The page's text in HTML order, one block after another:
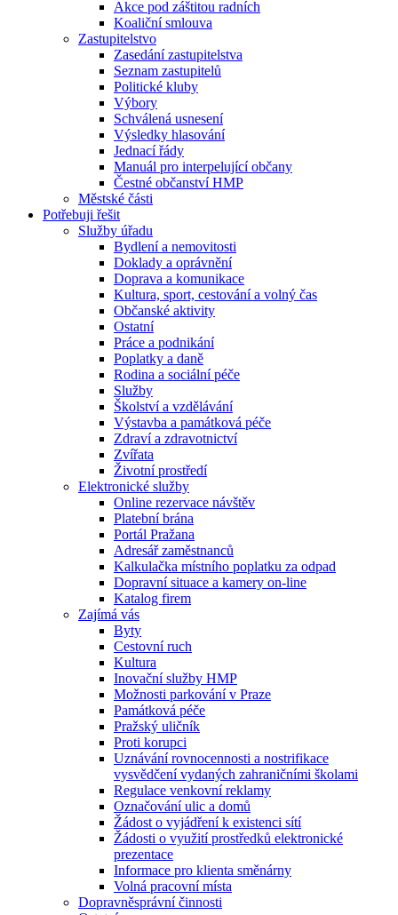
Akce pod záštitou radních
Koaliční smlouva
Zastupitelstvo
Zasedání zastupitelstva
Seznam zastupitelů
Politické kluby
Výbory
Schválená usnesení
Výsledky hlasování
Jednací řády
Manuál pro interpelující občany
Čestné občanství HMP
Městské části
Potřebuji řešit
Služby úřadu
Bydlení a nemovitosti
Doklady a oprávnění
Doprava a komunikace
Kultura, sport, cestování a volný čas
Občanské aktivity
Ostatní
Práce a podnikání
Poplatky a daně
Rodina a sociální péče
Služby
Školství a vzdělávání
Výstavba a památková péče
Zdraví a zdravotnictví
Zvířata
Životní prostředí
Elektronické služby
Online rezervace návštěv
Platební brána
Portál Pražana
Adresář zaměstnanců
Kalkulačka místního poplatku za odpad
Dopravní situace a kamery on-line
Katalog firem
Zajímá vás
Byty
Cestovní ruch
Kultura
Inovační služby HMP
Možnosti parkování v Praze
Památková péče
Pražský uličník
Proti korupci
Uznávání rovnocennosti a nostrifikace
vysvědčení vydaných zahraničními školami
Regulace venkovní reklamy
Označování ulic a domů
Žádost o vyjádření k existenci sítí
Žádosti o využití prostředků elektronické
prezentace
Informace pro klienta směnárny
Volná pracovní místa
Dopravněsprávní činnosti